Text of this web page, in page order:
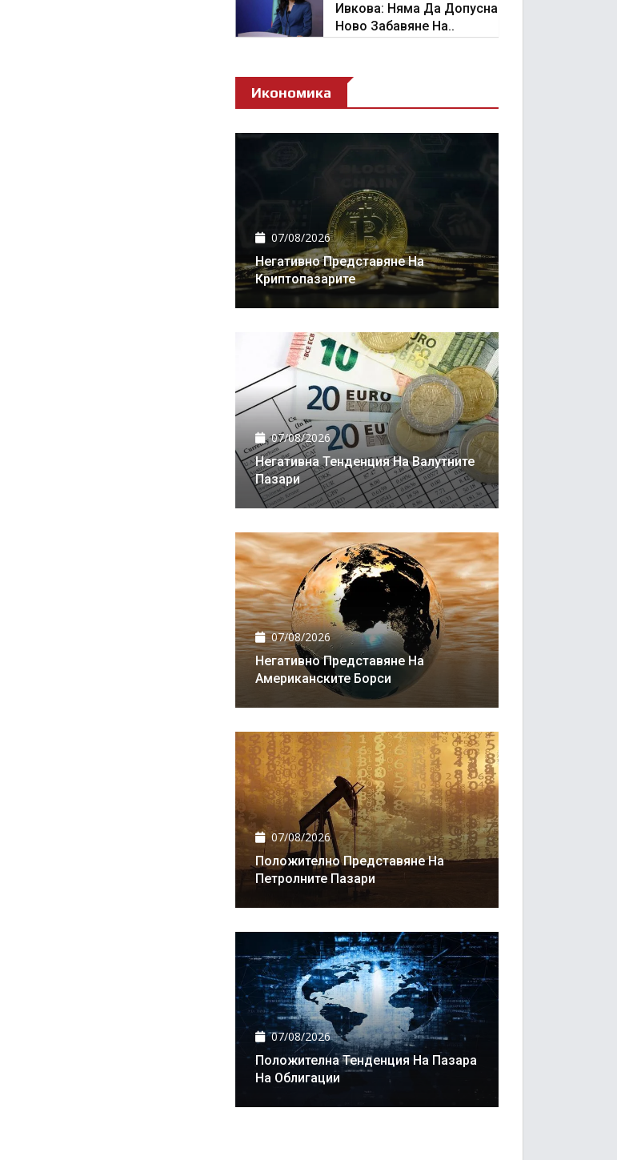
Ивкова: Няма Да Допусна
Ново Забавяне На..
Икономика
07/08/2026
Негативно Представяне На
Криптопазарите
07/08/2026
Негативна Тенденция На Валутните
Пазари
07/08/2026
Негативно Представяне На
Американските Борси
07/08/2026
Положително Представяне На
Петролните Пазари
07/08/2026
Положителна Тенденция На Пазара
На Облигации